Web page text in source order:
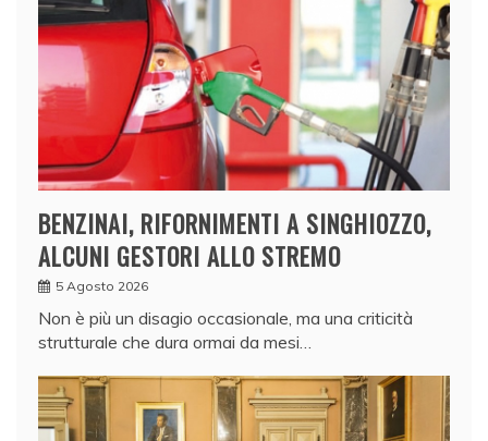
BENZINAI, RIFORNIMENTI A SINGHIOZZO,
ALCUNI GESTORI ALLO STREMO
5 Agosto 2026
Non è più un disagio occasionale, ma una criticità
strutturale che dura ormai da mesi…